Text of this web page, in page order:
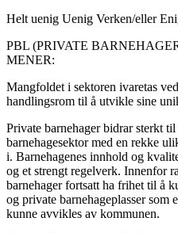
Helt uenig Uenig Verken/eller
PBL (PRIVATE
MENER:
Mangfoldet i sektoren ivaretas
handlingsrom til å utvikle sine
Private barnehager bidrar sterkt
barnehagesektor med en rekke
i. Barnehagenes innhold og
og et strengt regelverk. Innenfor
barnehager fortsatt ha frihet til å
og private barnehageplasser som
kunne avvikles av kommunen.